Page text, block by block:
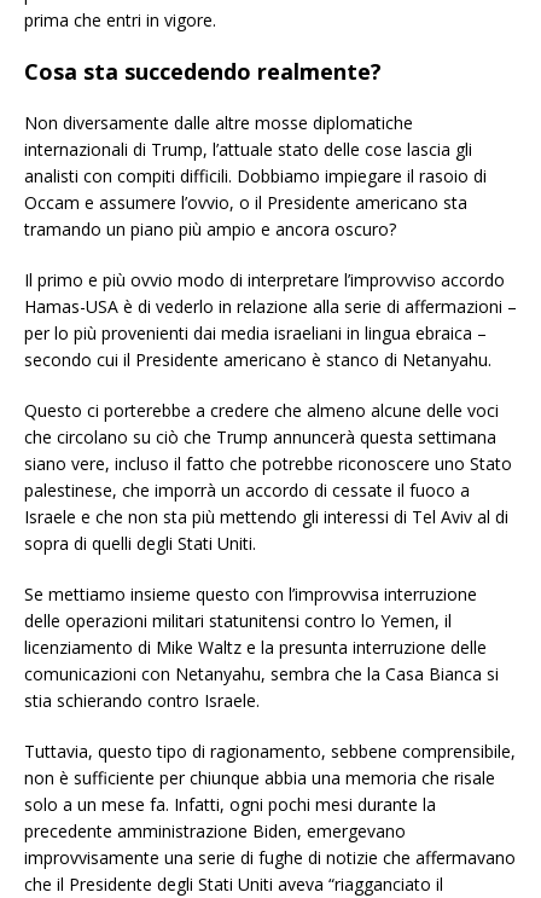
prima che entri in vigore.
Cosa sta succedendo realmente?
Non diversamente dalle altre mosse diplomatiche
internazionali di Trump, l’attuale stato delle cose lascia gli
analisti con compiti difficili. Dobbiamo impiegare il rasoio di
Occam e assumere l’ovvio, o il Presidente americano sta
tramando un piano più ampio e ancora oscuro?
Il primo e più ovvio modo di interpretare l’improvviso accordo
Hamas-USA è di vederlo in relazione alla serie di affermazioni –
per lo più provenienti dai media israeliani in lingua ebraica –
secondo cui il Presidente americano è stanco di Netanyahu.
Questo ci porterebbe a credere che almeno alcune delle voci
che circolano su ciò che Trump annuncerà questa settimana
siano vere, incluso il fatto che potrebbe riconoscere uno Stato
palestinese, che imporrà un accordo di cessate il fuoco a
Israele e che non sta più mettendo gli interessi di Tel Aviv al di
sopra di quelli degli Stati Uniti.
Se mettiamo insieme questo con l’improvvisa interruzione
delle operazioni militari statunitensi contro lo Yemen, il
licenziamento di Mike Waltz e la presunta interruzione delle
comunicazioni con Netanyahu, sembra che la Casa Bianca si
stia schierando contro Israele.
Tuttavia, questo tipo di ragionamento, sebbene comprensibile,
non è sufficiente per chiunque abbia una memoria che risale
solo a un mese fa. Infatti, ogni pochi mesi durante la
precedente amministrazione Biden, emergevano
improvvisamente una serie di fughe di notizie che affermavano
che il Presidente degli Stati Uniti aveva “riagganciato il